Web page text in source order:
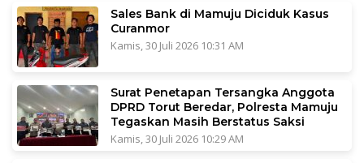
Sales Bank di Mamuju Diciduk Kasus
Curanmor
Kamis, 30 Juli 2026 10:31 AM
Surat Penetapan Tersangka Anggota
DPRD Torut Beredar, Polresta Mamuju
Tegaskan Masih Berstatus Saksi
Kamis, 30 Juli 2026 10:29 AM